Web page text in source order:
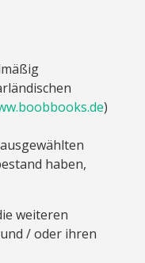
)
haben,
weiteren
/ oder ihren